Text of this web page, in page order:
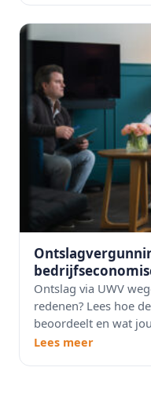
Ontslag via UWV
redenen? Lees hoe
beoordeelt en wat
Lees meer